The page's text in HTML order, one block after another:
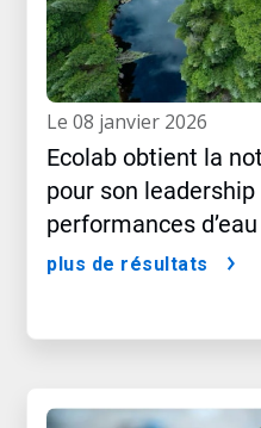
le 08 janvier 2026
Ecolab obtient la
pour son
performances
plus de résultats